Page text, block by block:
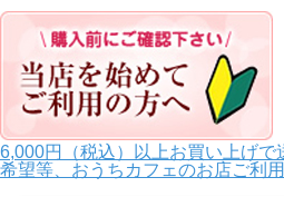
6,000円（税込）以上お買い上げ
希望等、おうちカフェのお店ご利